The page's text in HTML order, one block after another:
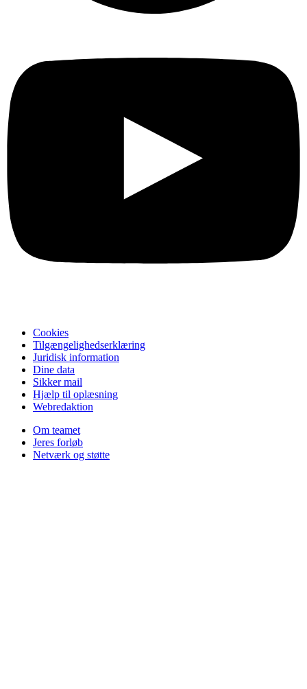
Cookies
Tilgængelighedserklæring
Juridisk information
Dine data
Sikker mail
Hjælp til oplæsning
Webredaktion
Om teamet
Jeres forløb
Netværk og støtte